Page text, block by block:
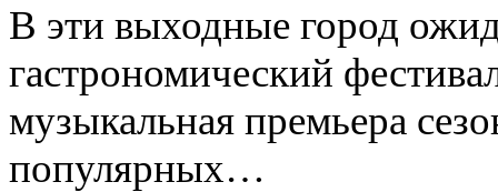
В эти выходные город
гастрономический
музыкальная премьера
популярных…